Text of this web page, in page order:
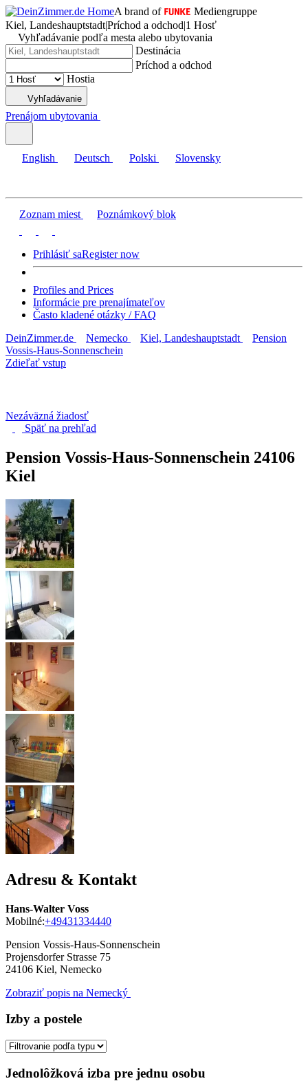
A brand of
Mediengruppe
Kiel, Landeshauptstadt|Príchod a odchod|1 Hosť
Vyhľadávanie podľa mesta alebo ubytovania
Destinácia
Príchod a odchod
Hostia
Vyhľadávanie
Prenájom ubytovania
English Deutsch Polski Slovensky
Zoznam miest Poznámkový blok
Prihlásiť saRegister now
Profiles and Prices
Informácie pre prenajímateľov
Často kladené otázky / FAQ
DeinZimmer.de
Nemecko Kiel, Landeshauptstadt
Pension
Vossis-Haus-Sonnenschein
Zdieľať vstup
Nezáväzná žiadosť
Späť na prehľad
Pension Vossis-Haus-Sonnenschein 24106
Kiel
Adresu & Kontakt
Hans-Walter Voss
Mobilné:+49431334440
Pension Vossis-Haus-Sonnenschein
Projensdorfer Strasse 75
24106 Kiel, Nemecko
Zobraziť popis na Nemecký
Izby a postele
Jednolôžková izba pre jednu osobu